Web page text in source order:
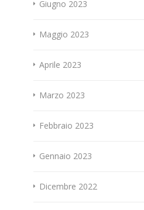
Giugno 2023
Maggio 2023
Aprile 2023
Marzo 2023
Febbraio 2023
Gennaio 2023
Dicembre 2022